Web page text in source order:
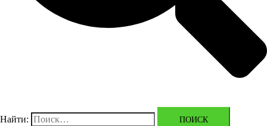
Найти: